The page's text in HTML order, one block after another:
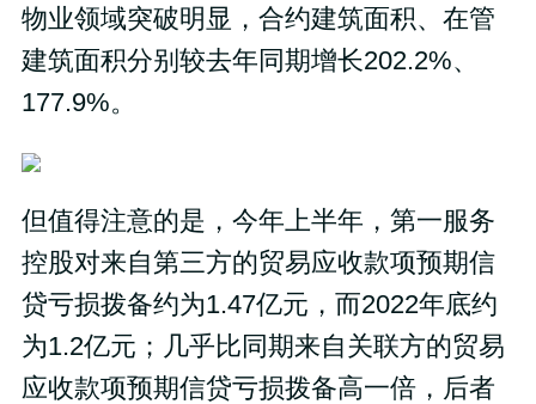
物业领域突破明显，合约建筑面积、在管
建筑面积分别较去年同期增长202.2%、
177.9%。
但值得注意的是，今年上半年，第一服务
控股对来自第三方的贸易应收款项预期信
贷亏损拨备约为1.47亿元，而2022年底约
为1.2亿元；几乎比同期来自关联方的贸易
应收款项预期信贷亏损拨备高一倍，后者